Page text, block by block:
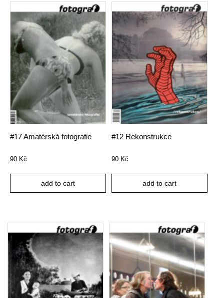
#17 Amatérská fotografie
90 Kč
add to cart
#12 Rekonstrukce
90 Kč
add to cart